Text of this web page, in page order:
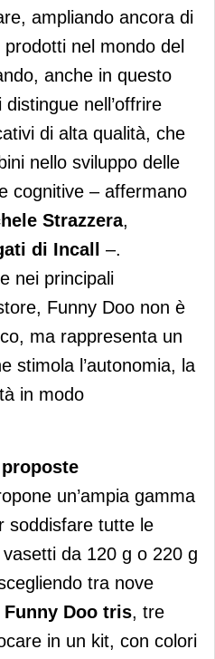
ampliando ancora di
nel mondo del
anche in questo
nell’offrire
di alta qualità, che
nello sviluppo delle
cognitive – affermano
Strazzera,
di Incall
–.
nei principali
Funny Doo non è
ma rappresenta un
stimola l’autonomia, la
in modo
proposte
un’ampia gamma
soddisfare tutte le
da 120 g o 220 g
tra nove
Funny Doo tris, tre
in un kit, con colori